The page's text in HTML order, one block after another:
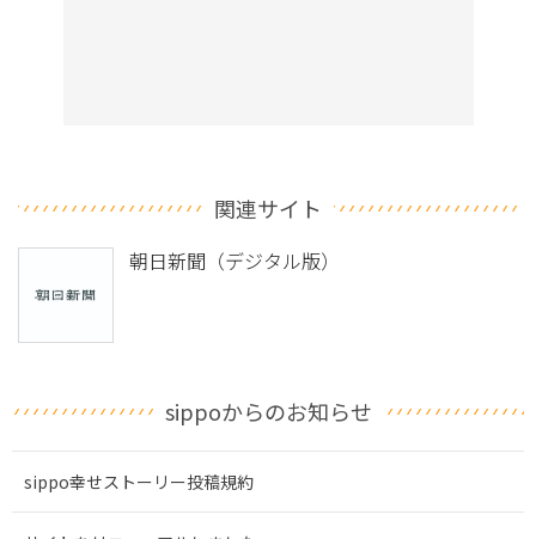
関連サイト
朝日新聞（デジタル版）
sippoからのお知らせ
sippo幸せストーリー投稿規約